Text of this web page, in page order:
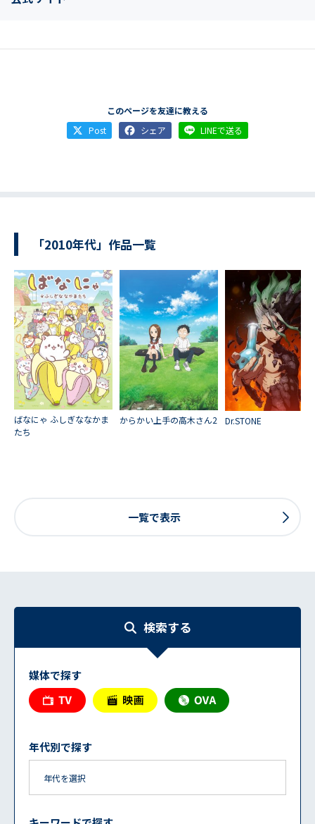
このページを友達に教える
Post
シェア LINEで送る
「2010年代」作品一覧
ばなにゃ ふしぎななかま
たち
からかい上手の高木さん2 Dr.STONE
一覧で表示
検索する
媒体で探す
年代別で探す